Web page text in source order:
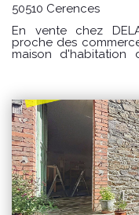
50510 Cerences
En vente chez
proche des
maison d'habitation
une avec placard. -un garage.
d'environ 571m². Prix : 238000 € honoraires à la charge du
vendeur. Classe énergie : D (246) Classe climat : B (7)
Montant estimé des
usage standard :
des énergies
(abonnements compris) "Les informations sur les
auxquels ce bien est
Géorisques :
DELAMARCHE